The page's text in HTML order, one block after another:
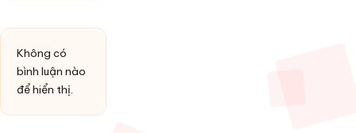
Không có
bình luận nào
để hiển thị.